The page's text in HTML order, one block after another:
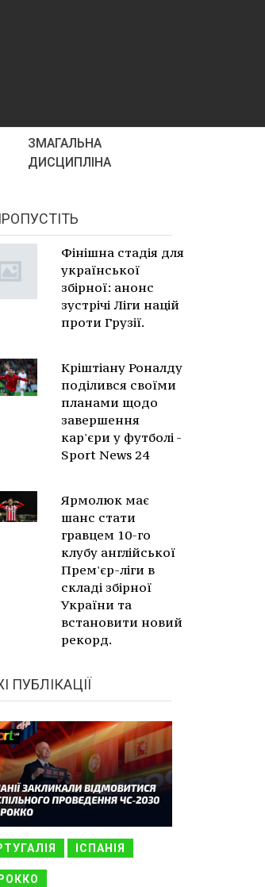
ЗМАГАЛЬНА
ДИСЦИПЛІНА
Фінішна стадія для
української
збірної: анонс
зустрічі Ліги націй
проти Грузії.
Кріштіану Роналду
поділився своїми
планами щодо
завершення
кар'єри у футболі -
Sport News 24
Ярмолюк має
шанс стати
гравцем 10-го
клубу англійської
Прем'єр-ліги в
складі збірної
України та
встановити новий
рекорд.
ПУБЛІКАЦІЇ
ІСПАНІЯ